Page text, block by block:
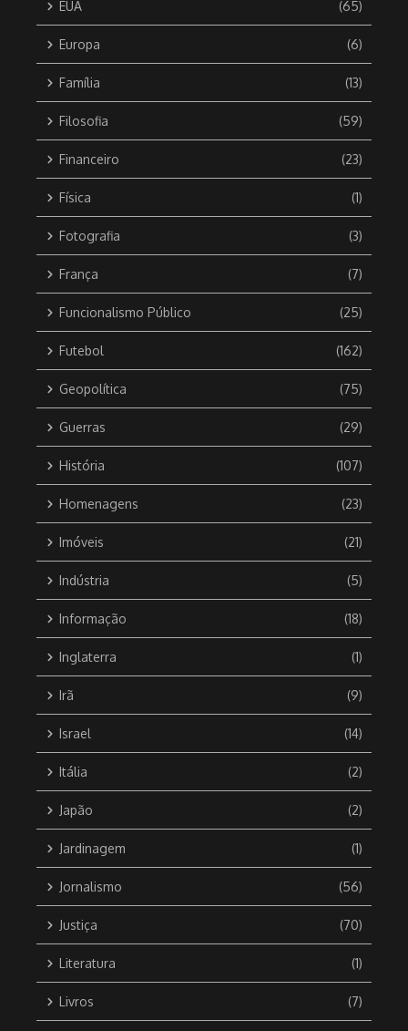
EUA (65)
Europa (6)
Família (13)
Filosofia (59)
Financeiro (23)
Física (1)
Fotografia (3)
França (7)
Funcionalismo Público (25)
Futebol (162)
Geopolítica (75)
Guerras (29)
História (107)
Homenagens (23)
Imóveis (21)
Indústria (5)
Informação (18)
Inglaterra (1)
Irã (9)
Israel (14)
Itália (2)
Japão (2)
Jardinagem (1)
Jornalismo (56)
Justiça (70)
Literatura (1)
Livros (7)